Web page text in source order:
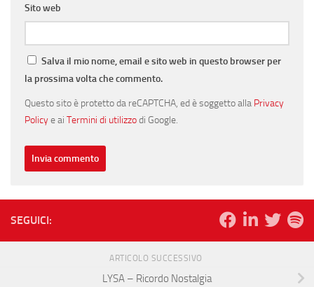
Sito web
Salva il mio nome, email e sito web in questo browser per
la prossima volta che commento.
Questo sito è protetto da reCAPTCHA, ed è soggetto alla Privacy
Policye ai Termini di utilizzodi Google.
SEGUICI:
ARTICOLO SUCCESSIVO
LYSA – Ricordo Nostalgia